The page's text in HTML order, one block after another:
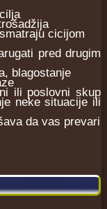
cicijom
pred drugim
blagostanje
ili poslovni skup
neke situacije ili
da vas prevari